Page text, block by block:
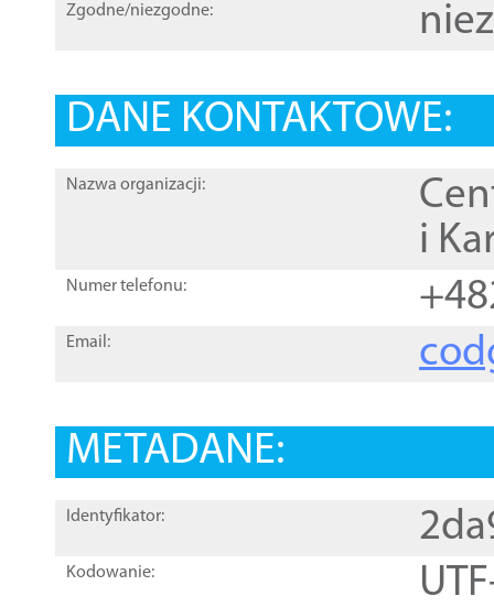
Zgodne/niezgodne:
DANE KONTAKTOWE:
Nazwa organizacji:
i
Numer telefonu:
Email:
METADANE:
Identyfikator:
Kodowanie: